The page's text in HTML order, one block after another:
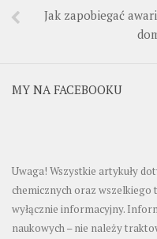
Jak zapobiegać
MY NA FACEBOOKU
Uwaga! Wszystkie artykuły
chemicznych oraz
wyłącznie informacyjny.
naukowych – nie należy